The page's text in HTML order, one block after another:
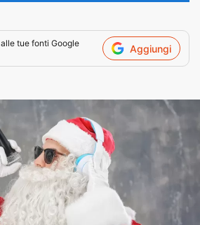
alle tue fonti Google
Aggiungi